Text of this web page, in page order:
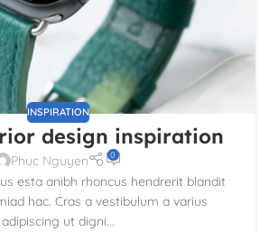
INSPIRATION
design inspiration
Phuc Nguyen 0
esta anibh rhoncus hendrerit blandit
hac. Cras a vestibulum a varius
adipiscing ut digni...